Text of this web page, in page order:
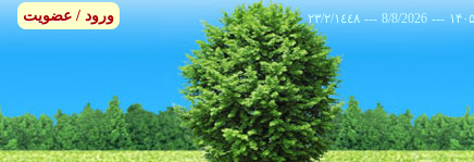
٢٣/٢/١٤٤٨ --- 8/8/2026 --- ورود / عضویت